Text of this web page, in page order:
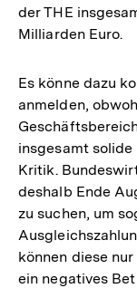
der THE
Milliarden Euro.
Es könne dazu
anmelden,
insgesamt
Kritik.
deshalb Ende
zu suchen, um
können diese
ein negatives